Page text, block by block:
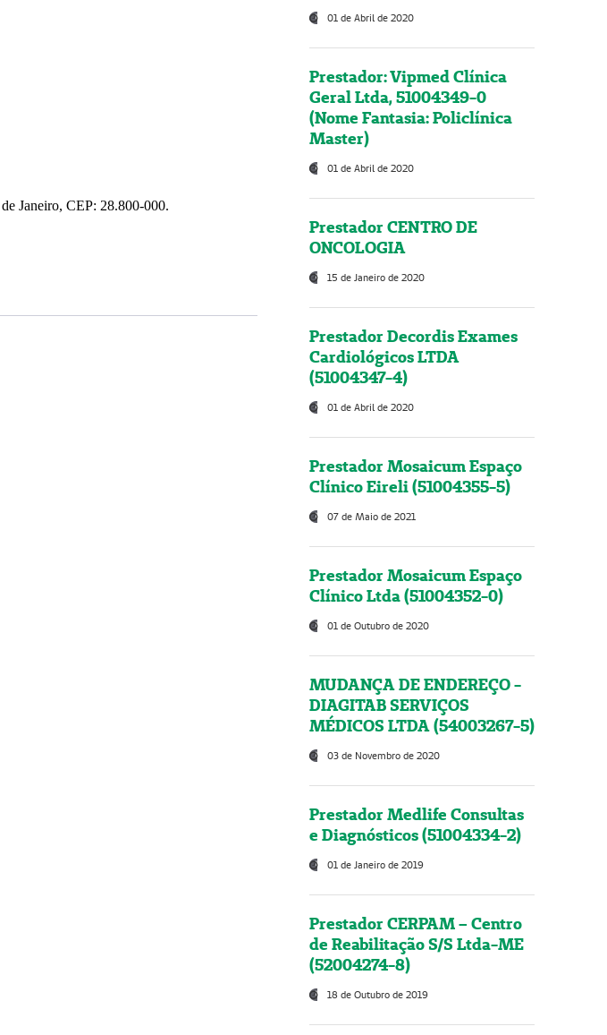
Janeiro, CEP: 28.800-000.
01 de Abril de 2020
Prestador: Vipmed Clínica
Geral Ltda, 51004349-0
(Nome Fantasia: Policlínica
Master)
01 de Abril de 2020
Prestador CENTRO DE
ONCOLOGIA
15 de Janeiro de 2020
Prestador Decordis Exames
Cardiológicos LTDA
(51004347-4)
01 de Abril de 2020
Prestador Mosaicum Espaço
Clínico Eireli (51004355-5)
07 de Maio de 2021
Prestador Mosaicum Espaço
Clínico Ltda (51004352-0)
01 de Outubro de 2020
MUDANÇA DE ENDEREÇO -
DIAGITAB SERVIÇOS
MÉDICOS LTDA (54003267-5)
03 de Novembro de 2020
Prestador Medlife Consultas
e Diagnósticos (51004334-2)
01 de Janeiro de 2019
Prestador CERPAM – Centro
de Reabilitação S/S Ltda-ME
(52004274-8)
18 de Outubro de 2019